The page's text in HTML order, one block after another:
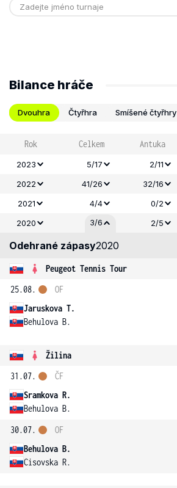
Bilance hráče
Dvouhra Čtyřhra Smíšené čtyřhry
Rok Celkem Antuka
2023 5/17 2/11
2022
41/26 32/16
2021
4/4 0/2
2020
3/6 2/5
Odehrané zápasy2020
Peugeot Tennis Tour
25.08.
Jaruskova T.
Behulova B.
OF
Žilina
31.07.
Sramkova R.
Behulova B.
ČF
30.07.
Behulova B.
Cisovska R.
OF